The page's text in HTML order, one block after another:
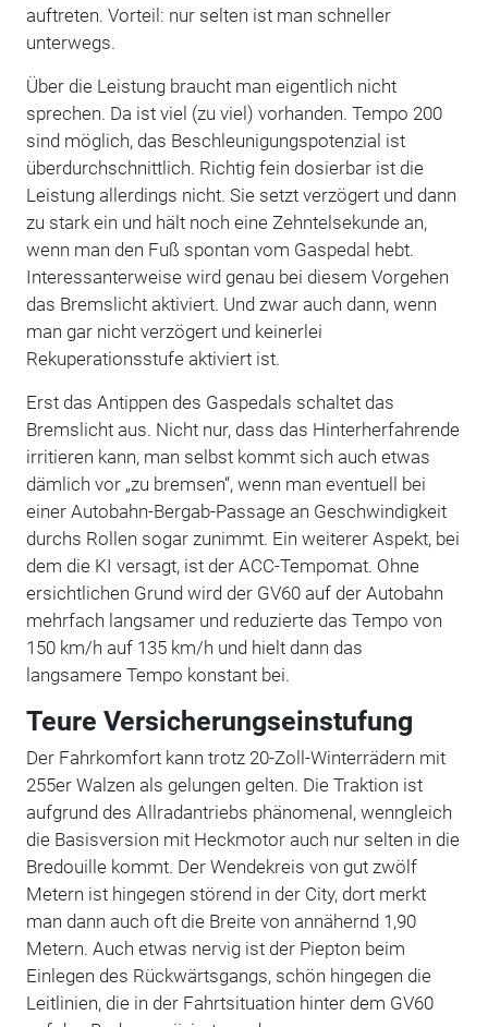
auftreten. Vorteil: nur selten ist man schneller
unterwegs.
Über die Leistung braucht man eigentlich nicht
sprechen. Da ist viel (zu viel) vorhanden. Tempo 200
sind möglich, das Beschleunigungspotenzial ist
überdurchschnittlich. Richtig fein dosierbar ist die
Leistung allerdings nicht. Sie setzt verzögert und dann
zu stark ein und hält noch eine Zehntelsekunde an,
wenn man den Fuß spontan vom Gaspedal hebt.
Interessanterweise wird genau bei diesem Vorgehen
das Bremslicht aktiviert. Und zwar auch dann, wenn
man gar nicht verzögert und keinerlei
Rekuperationsstufe aktiviert ist.
Erst das Antippen des Gaspedals schaltet das
Bremslicht aus. Nicht nur, dass das Hinterherfahrende
irritieren kann, man selbst kommt sich auch etwas
dämlich vor „zu bremsen“, wenn man eventuell bei
einer Autobahn-Bergab-Passage an Geschwindigkeit
durchs Rollen sogar zunimmt. Ein weiterer Aspekt, bei
dem die KI versagt, ist der ACC-Tempomat. Ohne
ersichtlichen Grund wird der GV60 auf der Autobahn
mehrfach langsamer und reduzierte das Tempo von
150 km/h auf 135 km/h und hielt dann das
langsamere Tempo konstant bei.
Teure Versicherungseinstufung
Der Fahrkomfort kann trotz 20-Zoll-Winterrädern mit
255er Walzen als gelungen gelten. Die Traktion ist
aufgrund des Allradantriebs phänomenal, wenngleich
die Basisversion mit Heckmotor auch nur selten in die
Bredouille kommt. Der Wendekreis von gut zwölf
Metern ist hingegen störend in der City, dort merkt
man dann auch oft die Breite von annähernd 1,90
Metern. Auch etwas nervig ist der Piepton beim
Einlegen des Rückwärtsgangs, schön hingegen die
Leitlinien, die in der Fahrtsituation hinter dem GV60